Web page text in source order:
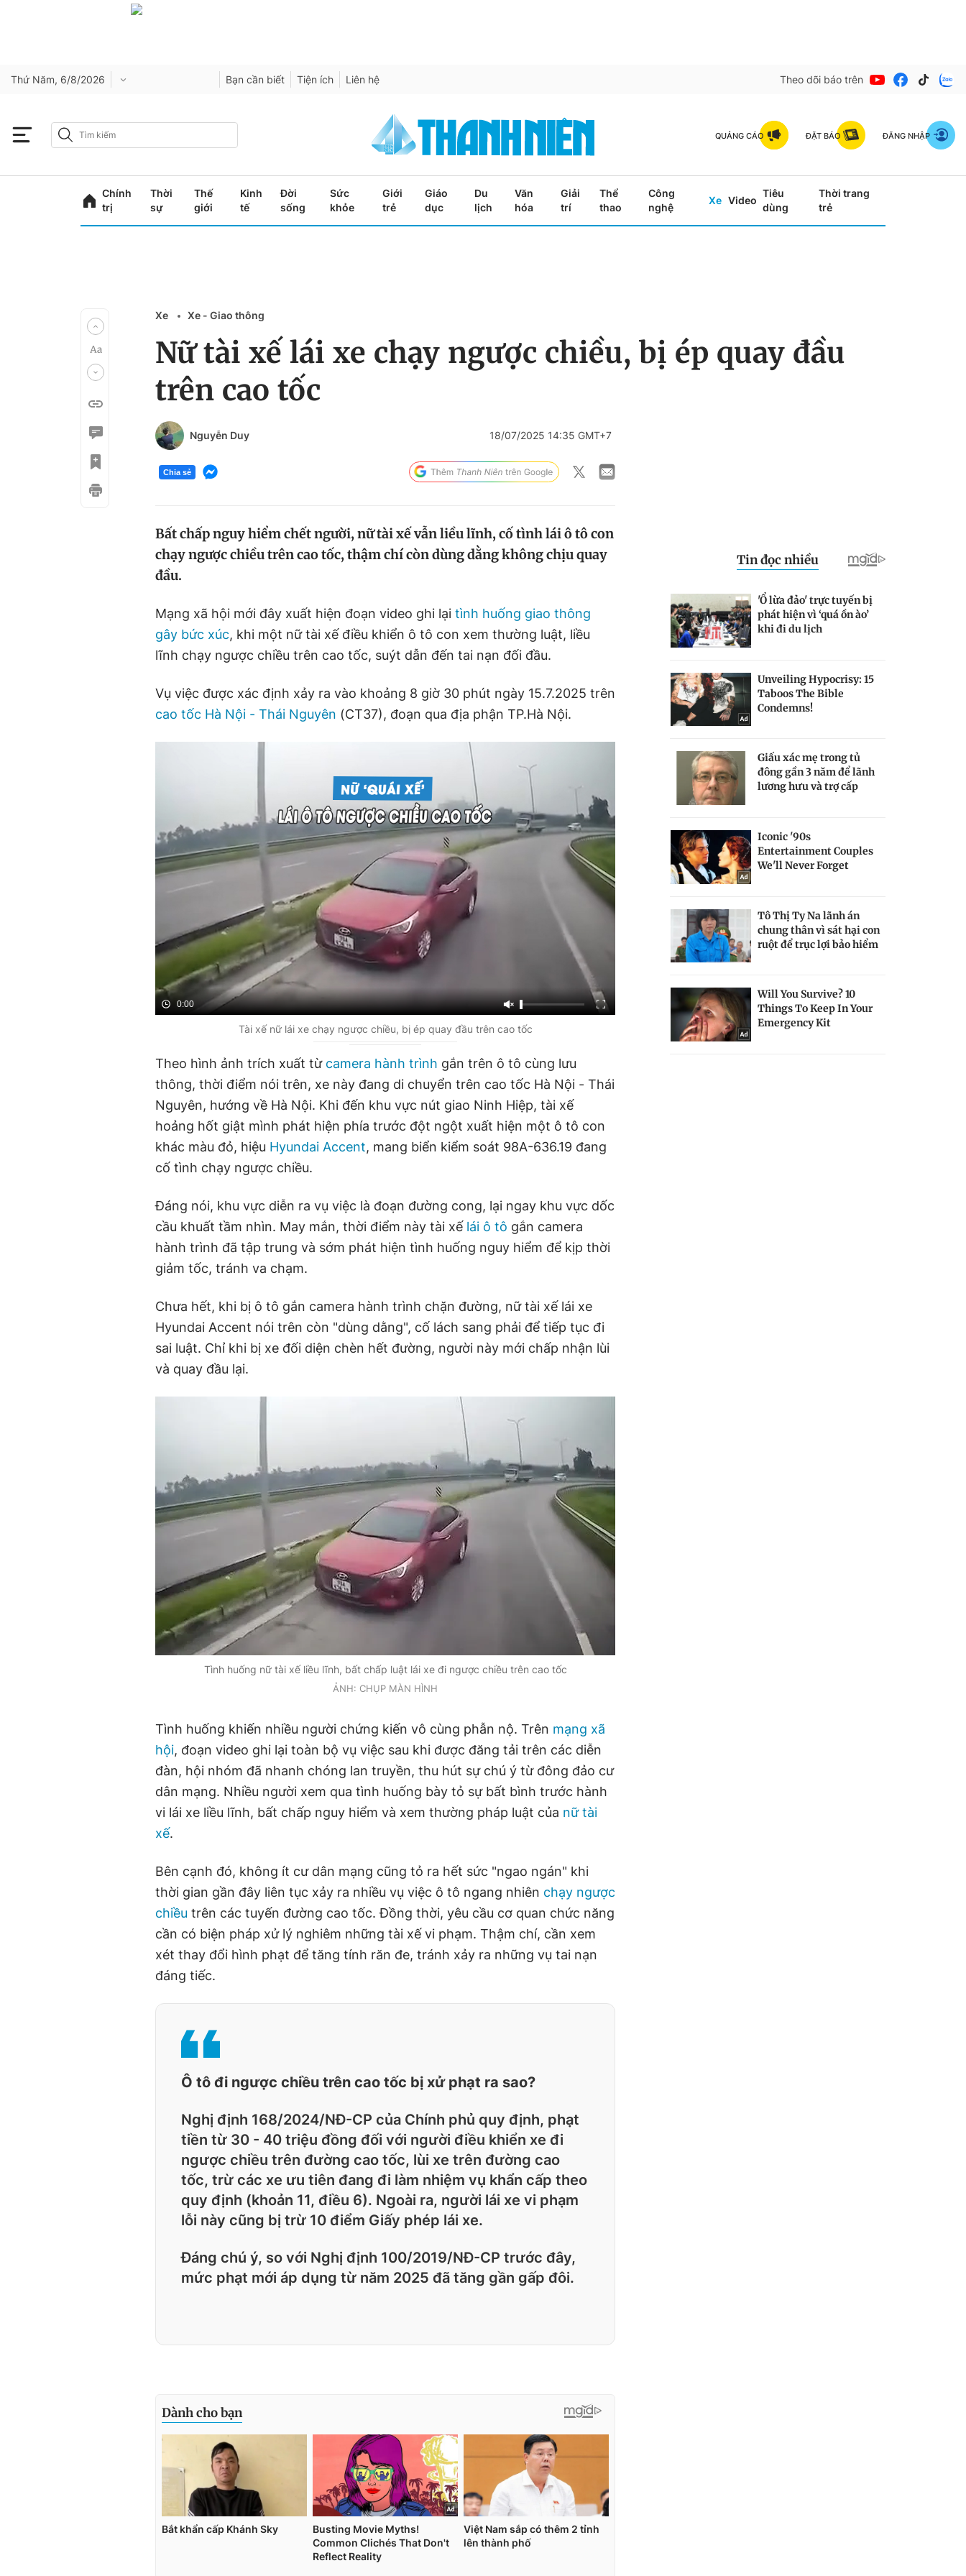
Thứ Năm, 6/8/2026 Bạn cần biết Tiện ích Liên hệ Theo dõi báo trên
QUẢNG CÁO ĐẶT BÁO ĐĂNG NHẬP
Chính
trị
Thời
sự
Thế
giới
Kinh
tế
Đời
sống
Sức
khỏe
Giới
trẻ
Giáo
dục
Du
lịch
Văn
hóa
Giải
trí
Thể
thao
Công
nghệ
Xe Video
Tiêu
dùng
Thời trang
trẻ
Xe Xe - Giao thông
Nữ tài xế lái xe chạy ngược chiều, bị ép quay đầu
trên cao tốc
Nguyễn Duy 18/07/2025 14:35 GMT+7
Chia sẻ
Bất chấp nguy hiểm chết người, nữ tài xế vẫn liều lĩnh, cố tình lái ô tô con
chạy ngược chiều trên cao tốc, thậm chí còn dùng dằng không chịu quay
đầu.
Mạng xã hội mới đây xuất hiện đoạn video ghi lại tình huống giao thông
gây bức xúc, khi một nữ tài xế điều khiển ô tô con xem thường luật, liều
lĩnh chạy ngược chiều trên cao tốc, suýt dẫn đến tai nạn đối đầu.
Vụ việc được xác định xảy ra vào khoảng 8 giờ 30 phút ngày 15.7.2025 trên
cao tốc Hà Nội - Thái Nguyên (CT37), đoạn qua địa phận TP.Hà Nội.
0:00
Tài xế nữ lái xe chạy ngược chiều, bị ép quay đầu trên cao tốc
Theo hình ảnh trích xuất từ camera hành trình gắn trên ô tô cùng lưu
thông, thời điểm nói trên, xe này đang di chuyển trên cao tốc Hà Nội - Thái
Nguyên, hướng về Hà Nội. Khi đến khu vực nút giao Ninh Hiệp, tài xế
hoảng hốt giật mình phát hiện phía trước đột ngột xuất hiện một ô tô con
khác màu đỏ, hiệu Hyundai Accent, mang biển kiểm soát 98A-636.19 đang
cố tình chạy ngược chiều.
Đáng nói, khu vực diễn ra vụ việc là đoạn đường cong, lại ngay khu vực dốc
cầu khuất tầm nhìn. May mắn, thời điểm này tài xế lái ô tô gắn camera
hành trình đã tập trung và sớm phát hiện tình huống nguy hiểm để kịp thời
giảm tốc, tránh va chạm.
Chưa hết, khi bị ô tô gắn camera hành trình chặn đường, nữ tài xế lái xe
Hyundai Accent nói trên còn "dùng dằng", cố lách sang phải để tiếp tục đi
sai luật. Chỉ khi bị xe đối diện chèn hết đường, người này mới chấp nhận lùi
và quay đầu lại.
Tình huống nữ tài xế liều lĩnh, bất chấp luật lái xe đi ngược chiều trên cao tốc
ẢNH: CHỤP MÀN HÌNH
Tình huống khiến nhiều người chứng kiến vô cùng phẫn nộ. Trên mạng xã
hội, đoạn video ghi lại toàn bộ vụ việc sau khi được đăng tải trên các diễn
đàn, hội nhóm đã nhanh chóng lan truyền, thu hút sự chú ý từ đông đảo cư
dân mạng. Nhiều người xem qua tình huống bày tỏ sự bất bình trước hành
vi lái xe liều lĩnh, bất chấp nguy hiểm và xem thường pháp luật của nữ tài
xế.
Bên cạnh đó, không ít cư dân mạng cũng tỏ ra hết sức "ngao ngán" khi
thời gian gần đây liên tục xảy ra nhiều vụ việc ô tô ngang nhiên chạy ngược
chiều trên các tuyến đường cao tốc. Đồng thời, yêu cầu cơ quan chức năng
cần có biện pháp xử lý nghiêm những tài xế vi phạm. Thậm chí, cần xem
xét thay đổi hình phạt để tăng tính răn đe, tránh xảy ra những vụ tai nạn
đáng tiếc.
Ô tô đi ngược chiều trên cao tốc bị xử phạt ra sao?
Nghị định 168/2024/NĐ-CP của Chính phủ quy định, phạt
tiền từ 30 - 40 triệu đồng đối với người điều khiển xe đi
ngược chiều trên đường cao tốc, lùi xe trên đường cao
tốc, trừ các xe ưu tiên đang đi làm nhiệm vụ khẩn cấp theo
quy định (khoản 11, điều 6). Ngoài ra, người lái xe vi phạm
lỗi này cũng bị trừ 10 điểm Giấy phép lái xe.
Đáng chú ý, so với Nghị định 100/2019/NĐ-CP trước đây,
mức phạt mới áp dụng từ năm 2025 đã tăng gần gấp đôi.